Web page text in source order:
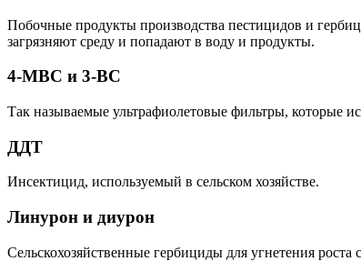
Побочные продукты производства пестицидов и
загрязняют среду и попадают в воду и продукты.
4-MBC и 3-BC
Так называемые ультрафиолетовые фильтры, которые
ДДТ
Инсектицид, используемый в сельском хозяйстве.
Линурон и диурон
Сельскохозяйственные гербициды для угнетения роста